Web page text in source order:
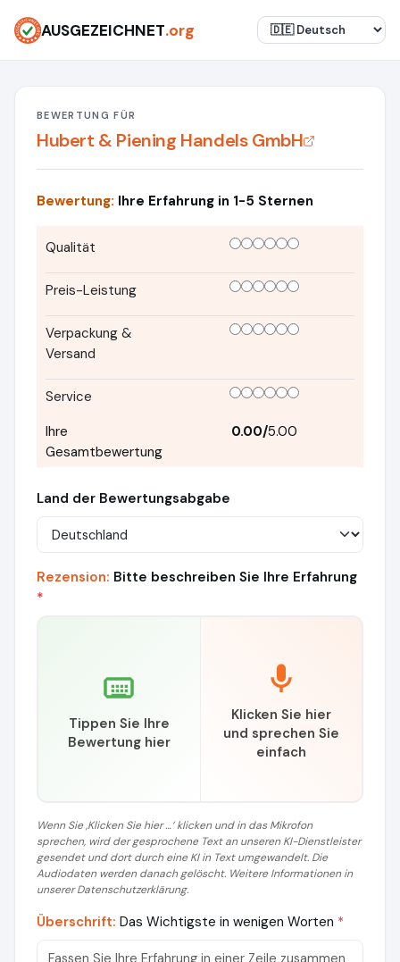
AUSGEZEICHNET.org
BEWERTUNG FÜR
Hubert & Piening Handels GmbH
Bewertung: Ihre Erfahrung in 1-5 Sternen
Qualität
Preis-Leistung
Verpackung &
Versand
Service
Ihre
Gesamtbewertung
0.00/5.00
Land der Bewertungsabgabe
Rezension: Bitte beschreiben Sie Ihre Erfahrung
*
Tippen Sie Ihre
Bewertung hier
Klicken Sie hier
und sprechen Sie
einfach
Wenn Sie ‚Klicken Sie hier …‘ klicken und in das Mikrofon
sprechen, wird der gesprochene Text an unseren KI-Dienstleister
gesendet und dort durch eine KI in Text umgewandelt. Die
Audiodaten werden danach gelöscht. Weitere Informationen in
unserer Datenschutzerklärung.
Überschrift: Das Wichtigste in wenigen Worten *